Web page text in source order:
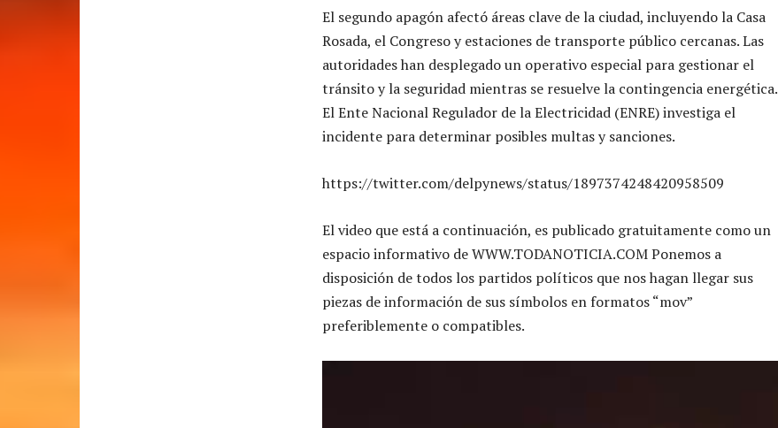
El segundo apagón afectó áreas clave de la ciudad, incluyendo la Casa
Rosada, el Congreso y estaciones de transporte público cercanas. Las
autoridades han desplegado un operativo especial para gestionar el
tránsito y la seguridad mientras se resuelve la contingencia energética.
El Ente Nacional Regulador de la Electricidad (ENRE) investiga el
incidente para determinar posibles multas y sanciones.
https://twitter.com/delpynews/status/1897374248420958509
El video que está a continuación, es publicado gratuitamente como un
espacio informativo de WWW.TODANOTICIA.COM Ponemos a
disposición de todos los partidos políticos que nos hagan llegar sus
piezas de información de sus símbolos en formatos “mov”
preferiblemente o compatibles.